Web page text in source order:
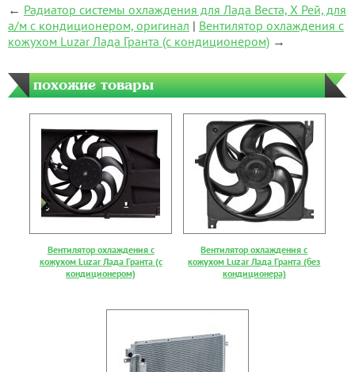
← Радиатор системы охлаждения для Лада Веста, Х Рей, для
а/м с кондиционером, оригинал | Вентилятор охлаждения с
кожухом Luzar Лада Гранта (с кондиционером) →
похожие товары
Вентилятор охлаждения с
кожухом Luzar Лада Гранта (с
кондиционером)
Вентилятор охлаждения с
кожухом Luzar Лада Гранта (без
кондиционера)